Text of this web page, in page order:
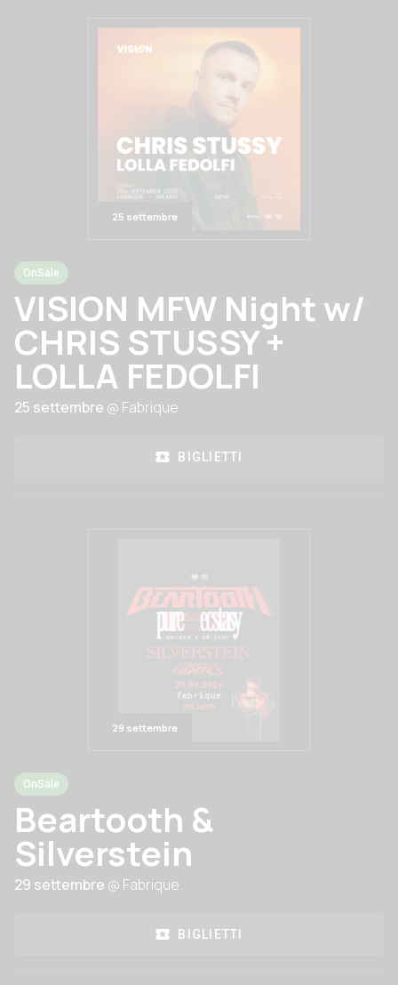
25 settembre
OnSale
VISION MFW Night w/
CHRIS STUSSY +
LOLLA FEDOLFI
25 settembre @ Fabrique
BIGLIETTI
29 settembre
OnSale
Beartooth &
Silverstein
29 settembre @ Fabrique
BIGLIETTI